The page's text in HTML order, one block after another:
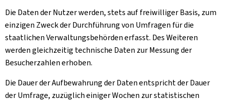
Die Daten der Nutzer werden, stets auf freiwilliger Basis, zum
einzigen Zweck der Durchführung von Umfragen für die
staatlichen Verwaltungsbehörden erfasst. Des Weiteren
werden gleichzeitig technische Daten zur Messung der
Besucherzahlen erhoben.
Die Dauer der Aufbewahrung der Daten entspricht der Dauer
der Umfrage, zuzüglich einiger Wochen zur statistischen